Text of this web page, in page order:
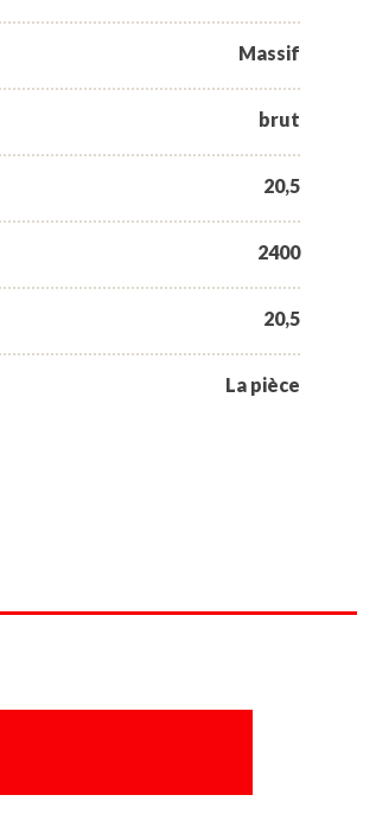
Massif
brut
20,5
2400
20,5
La pièce